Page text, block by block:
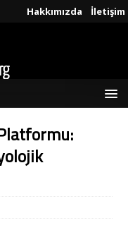
Hakkımızda İletişim